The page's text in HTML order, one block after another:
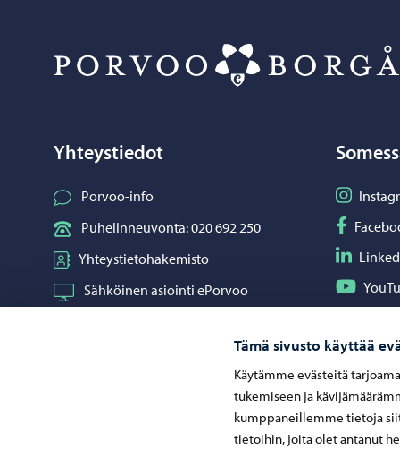
Tämä sivusto käyttää
Käytämme evästeitä
tukemiseen ja
kumppaneillemme tietoja
tietoihin, joita olet antanut
Yhteystiedot
Porvoo-info
Puhelinneuvonta: 020 692 250
Yhteystietohakemisto
Sähköinen asiointi ePorvoo
Seuraa
Seuraa
Seuraa
Seuraa